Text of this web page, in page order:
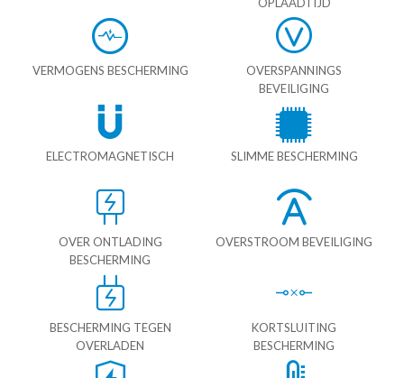
VERMOGENS BESCHERMING
OVERSPANNINGS
BEVEILIGING
ELECTROMAGNETISCH SLIMME BESCHERMING
OVER ONTLADING
BESCHERMING
OVERSTROOM BEVEILIGING
BESCHERMING TEGEN
OVERLADEN
KORTSLUITING
BESCHERMING